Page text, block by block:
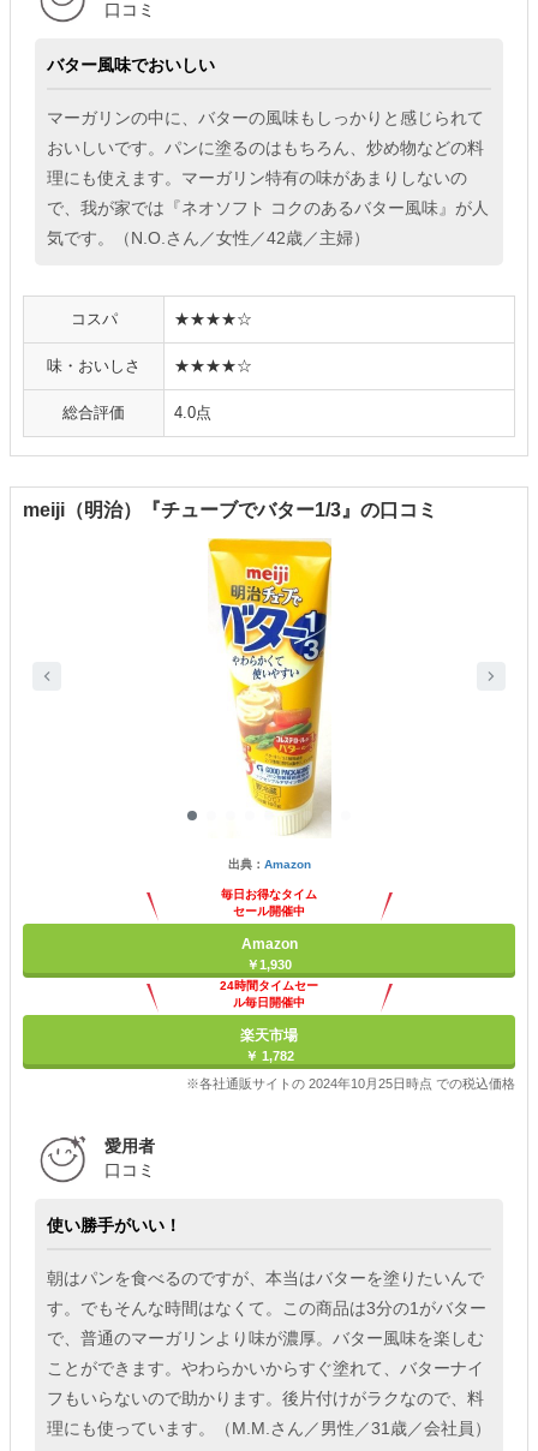
口コミ
バター風味でおいしい
マーガリンの中に、バターの風味もしっかりと感じられて
おいしいです。パンに塗るのはもちろん、炒め物などの料
理にも使えます。マーガリン特有の味があまりしないの
で、我が家では『ネオソフト コクのあるバター風味』が人
気です。（N.O.さん／女性／42歳／主婦）
コスパ ★★★★☆
味・おいしさ ★★★★☆
総合評価 4.0点
meiji（明治）『チューブでバター1/3』の口コミ
出典： Amazon
毎日お得なタイム
セール開催中
Amazon
￥1,930
24時間タイムセー
ル毎日開催中
楽天市場
￥ 1,782
※各社通販サイトの 2024年10月25日時点 での税込価格
愛用者
口コミ
使い勝手がいい！
朝はパンを食べるのですが、本当はバターを塗りたいんで
す。でもそんな時間はなくて。この商品は3分の1がバター
で、普通のマーガリンより味が濃厚。バター風味を楽しむ
ことができます。やわらかいからすぐ塗れて、バターナイ
フもいらないので助かります。後片付けがラクなので、料
理にも使っています。（M.M.さん／男性／31歳／会社員）